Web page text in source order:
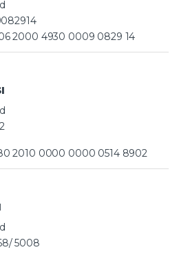
2000 4930 0009 0829 14
2010 0000 0000 0514 8902
/ 5008